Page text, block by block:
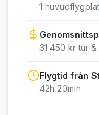
1
31 450 kr tur
Flygtid från
42h 20min